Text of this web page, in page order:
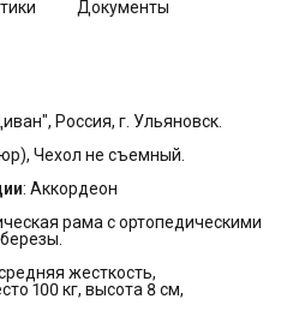
Документы
Россия, г. Ульяновск.
Чехол не съемный.
: Аккордеон
рама с ортопедическими
жесткость,
100 кг, высота 8 см,